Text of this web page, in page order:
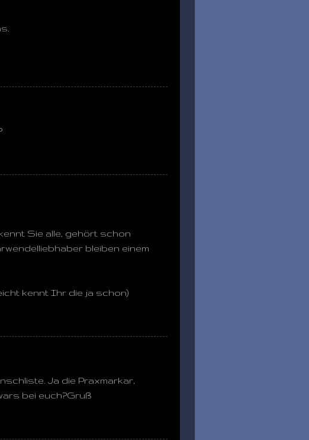
Sie alle, gehört schon
bleiben einem
kennt Ihr die ja schon)
Ja die Praxmarkar,
bei euch?Gruß